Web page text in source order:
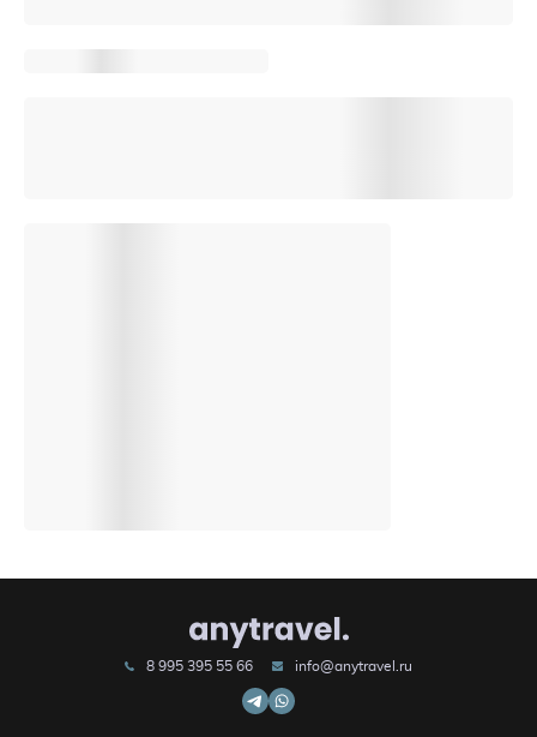
8 995 395 55 66 info@anytravel.ru